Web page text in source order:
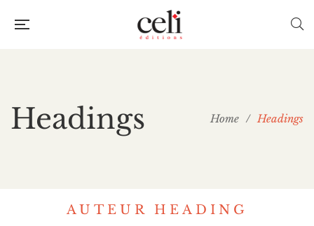
Headings Home / Headings
AUTEUR HEADING